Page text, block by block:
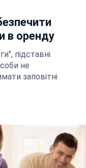
в оренду
підставні
не
заповітні